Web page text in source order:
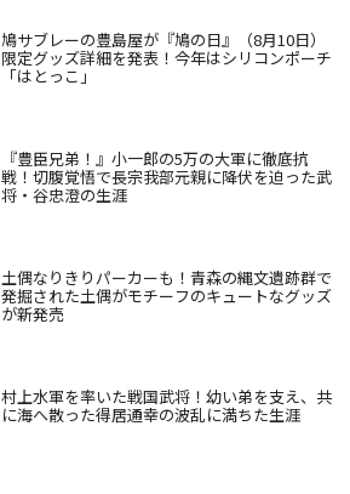
鳩サブレーの豊島屋が『鳩の日』（8月10日）
限定グッズ詳細を発表！今年はシリコンポーチ
「はとっこ」
『豊臣兄弟！』小一郎の5万の大軍に徹底抗
戦！切腹覚悟で長宗我部元親に降伏を迫った武
将・谷忠澄の生涯
土偶なりきりパーカーも！青森の縄文遺跡群で
発掘された土偶がモチーフのキュートなグッズ
が新発売
村上水軍を率いた戦国武将！幼い弟を支え、共
に海へ散った得居通幸の波乱に満ちた生涯